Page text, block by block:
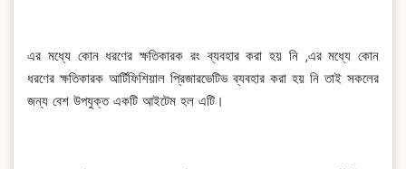
এর মধ্যে কোন ধরণের ক্ষতিকারক রং ব্যবহার করা হয় নি ,এর মধ্যে কোন
ধরণের ক্ষতিকারক আর্টিফিশিয়াল প্রিজারভেটিভ ব্যবহার করা হয় নি তাই সকলের
জন্য বেশ উপযুক্ত একটি আইটেম হল এটি।